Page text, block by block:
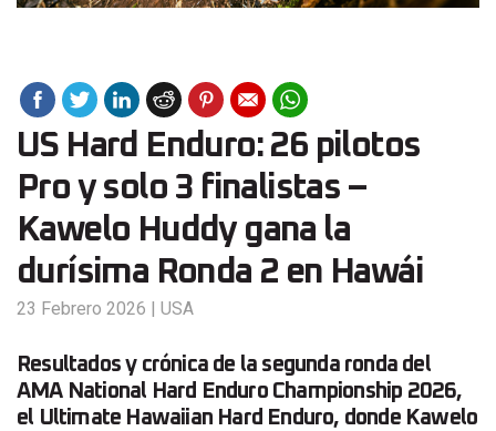
US Hard Enduro: 26 pilotos
Pro y solo 3 finalistas –
Kawelo Huddy gana la
durísima Ronda 2 en Hawái
23 Febrero 2026 | USA
Resultados y crónica de la segunda ronda del
AMA National Hard Enduro Championship 2026,
el Ultimate Hawaiian Hard Enduro, donde Kawelo